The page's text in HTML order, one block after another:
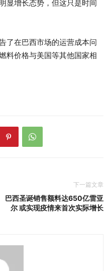
显增长态势，但这只是时间
了在巴西市场的运营成本问
料价格与美国等其他国家相
下一篇文章
巴西圣诞销售额料达650亿雷亚
尔 或实现疫情来首次实际增长